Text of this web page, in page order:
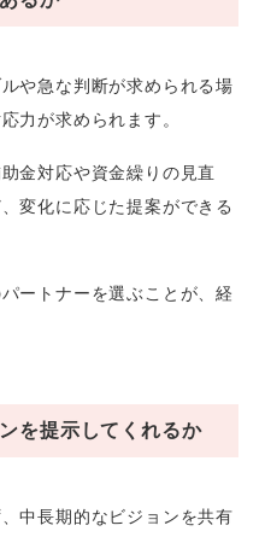
や急な判断が求められる場
力が求められます。
金対応や資金繰りの見直
変化に応じた提案ができる
ートナーを選ぶことが、経
を提示してくれるか
中長期的なビジョンを共有